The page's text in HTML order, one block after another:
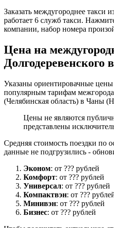
Заказать междугороднее такси
работает 6 служб такси.
компании, набор номера
Цена на
Долгодеревенского
Указаны ориентировачные цены
популярным тарифам межгорода
(Челябинская область) в Чаны
Цены не являются
представлены
Средняя стоимость поездки по
данные не подгрузились -
Эконом: от ??? рублей
Комфорт: от ??? рублей
Универсал: от ??? рублей
Компактвэн: от ???
Минивэн: от ??? рублей
Бизнес: от ??? рублей